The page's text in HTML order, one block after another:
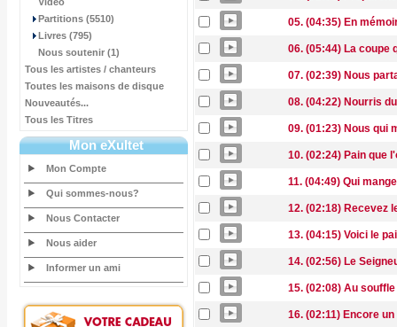
Partitions (5510)
Livres (795)
Nous soutenir (1)
Tous les artistes / chanteurs
Toutes les maisons de disque
Nouveautés...
Tous les Titres
Mon eXultet
Mon Compte
Qui sommes-nous?
Nous Contacter
Nous aider
Informer un ami
05. (04:35) En
06. (05:44) La coupe
07. (02:39) Nous
08. (04:22) Nourris
09. (01:23) Nous qui
10. (02:24) Pain que
11. (04:49) Qui
12. (02:18) Recevez
13. (04:15) Voici le
14. (02:56) Le
15. (02:08) Au
16. (02:11) Encore